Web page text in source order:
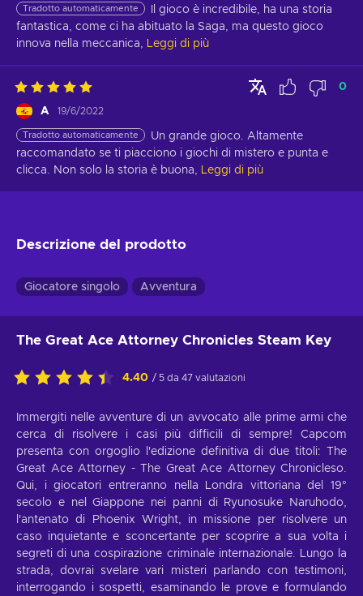
Tradotto automaticamente
Il gioco è incredibile, ha una storia
fantastica, come ci ha abituato la Saga, ma questo gioco
innova nella meccanica,
Leggi di più
A 19/6/2022
0
Tradotto automaticamente
Un grande gioco. Altamente
raccomandato se ti piacciono i giochi di mistero e punta e
clicca. Non solo la storia è buona,
Leggi di più
Descrizione del prodotto
Giocatore singolo Avventura
The Great Ace Attorney Chronicles Steam Key
4.40 / 5 da 47 valutazioni
Immergiti nelle avventure di un avvocato alle prime armi che
cerca di risolvere i casi più difficili di sempre! Capcom
presenta con orgoglio l'edizione definitiva di due titoli: The
Great Ace Attorney - The Great Ace Attorney Chronicleso.
Qui, i giocatori entreranno nella Londra vittoriana del 19°
secolo e nel Giappone nei panni di Ryunosuke Naruhodo,
l'antenato di Phoenix Wright, in missione per risolvere un
caso inquietante e sconcertante per scoprire a sua volta i
segreti di una cospirazione criminale internazionale. Lungo la
strada, dovrai svelare vari misteri parlando con testimoni,
interrogando i sospetti, esaminando le prove e formulando